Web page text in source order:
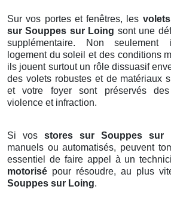
Sur vos portes et fenêtres, les
sur Souppes sur Loing sont une
supplémentaire. Non
logement du soleil et des conditions
ils jouent surtout un rôle dissuasif
des volets robustes et de matériaux
et votre foyer sont préservés des
violence et infraction.
Si vos stores sur Souppes sur
manuels ou automatisés, peuvent
essentiel de faire appel à un
motorisé pour résoudre, au plus
Souppes sur Loing.